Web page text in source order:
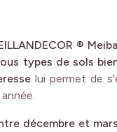
®
types de sols
lui permet de
décembre et mars